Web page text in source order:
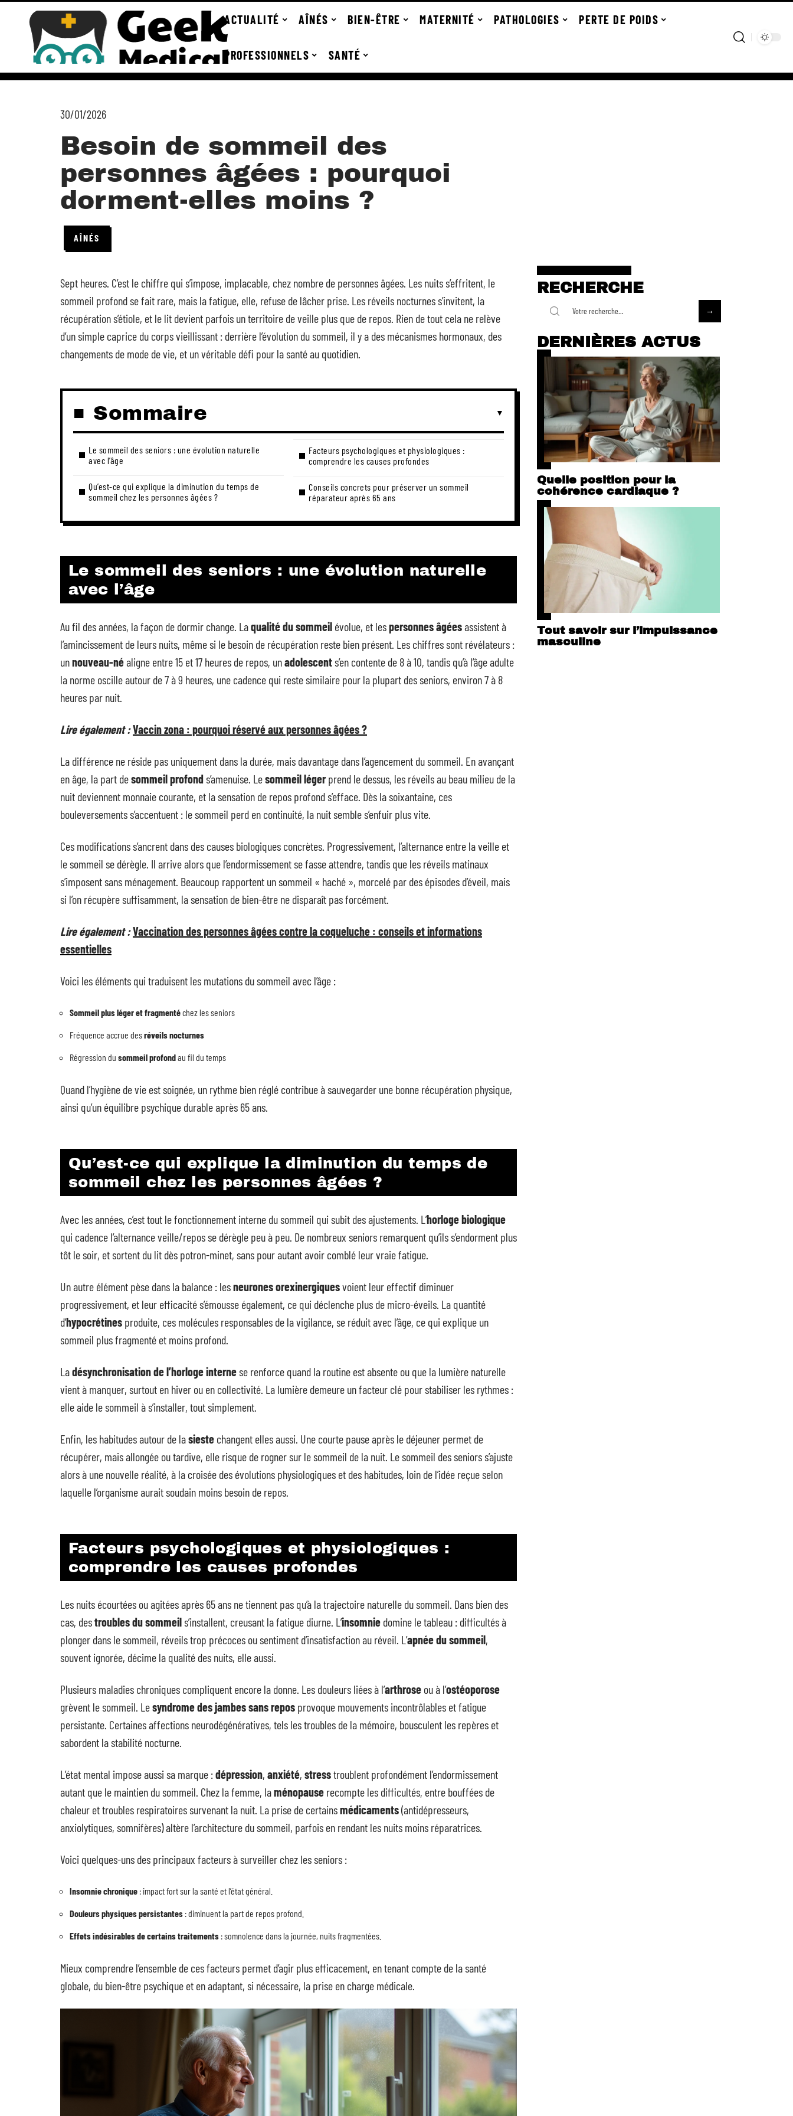
ACTUALITÉ AÎNÉS BIEN-ÊTRE MATERNITÉ PATHOLOGIES PERTE DE POIDS
PROFESSIONNELS SANTÉ
30/01/2026
Besoin de sommeil des
personnes âgées : pourquoi
dorment-elles moins ?
AÎNÉS
Sept heures. C’est le chiffre qui s’impose, implacable, chez nombre de personnes âgées. Les nuits s’effritent, le
sommeil profond se fait rare, mais la fatigue, elle, refuse de lâcher prise. Les réveils nocturnes s’invitent, la
récupération s’étiole, et le lit devient parfois un territoire de veille plus que de repos. Rien de tout cela ne relève
d’un simple caprice du corps vieillissant : derrière l’évolution du sommeil, il y a des mécanismes hormonaux, des
changements de mode de vie, et un véritable défi pour la santé au quotidien.
Sommaire
Le sommeil des seniors : une évolution naturelle
avec l’âge
Qu’est-ce qui explique la diminution du temps de
sommeil chez les personnes âgées ?
Facteurs psychologiques et physiologiques :
comprendre les causes profondes
Conseils concrets pour préserver un sommeil
réparateur après 65 ans
Le sommeil des seniors : une évolution naturelle
avec l’âge
Au fil des années, la façon de dormir change. Laqualité du sommeil évolue, et lespersonnes âgéesassistent à
l’amincissement de leurs nuits, même si le besoin de récupération reste bien présent. Les chiffres sont révélateurs :
unnouveau-néaligne entre 15 et 17 heures de repos, unadolescents’en contente de 8 à 10, tandis qu’à l’âge adulte
la norme oscille autour de 7 à 9 heures, une cadence qui reste similaire pour la plupart des seniors, environ 7 à 8
heures par nuit.
Lire également :Vaccin zona : pourquoi réservé aux personnes âgées ?
La différence ne réside pas uniquement dans la durée, mais davantage dans l’agencement du sommeil. En avançant
en âge, la part desommeil profonds’amenuise. Lesommeil légerprend le dessus, les réveils au beau milieu de la
nuit deviennent monnaie courante, et la sensation de repos profond s’efface. Dès la soixantaine, ces
bouleversements s’accentuent : le sommeil perd en continuité, la nuit semble s’enfuir plus vite.
Ces modifications s’ancrent dans des causes biologiques concrètes. Progressivement, l’alternance entre la veille et
le sommeil se dérègle. Il arrive alors que l’endormissement se fasse attendre, tandis que les réveils matinaux
s’imposent sans ménagement. Beaucoup rapportent un sommeil « haché », morcelé par des épisodes d’éveil, mais
si l’on récupère suffisamment, la sensation de bien-être ne disparaît pas forcément.
Lire également :Vaccination des personnes âgées contre la coqueluche : conseils et informations
essentielles
Voici les éléments qui traduisent les mutations du sommeil avec l’âge :
Sommeil plus léger et fragmentéchez les seniors
Fréquence accrue desréveils nocturnes
Régression du sommeil profondau fil du temps
Quand l’hygiène de vie est soignée, un rythme bien réglé contribue à sauvegarder une bonne récupération physique,
ainsi qu’un équilibre psychique durable après 65 ans.
Qu’est-ce qui explique la diminution du temps de
sommeil chez les personnes âgées ?
Avec les années, c’est tout le fonctionnement interne du sommeil qui subit des ajustements. L’horloge biologique
qui cadence l’alternance veille/repos se dérègle peu à peu. De nombreux seniors remarquent qu’ils s’endorment plus
tôt le soir, et sortent du lit dès potron-minet, sans pour autant avoir comblé leur vraie fatigue.
Un autre élément pèse dans la balance : lesneurones orexinergiquesvoient leur effectif diminuer
progressivement, et leur efficacité s’émousse également, ce qui déclenche plus de micro-éveils. La quantité
d’hypocrétines produite, ces molécules responsables de la vigilance, se réduit avec l’âge, ce qui explique un
sommeil plus fragmenté et moins profond.
Ladésynchronisation de l’horloge internese renforce quand la routine est absente ou que la lumière naturelle
vient à manquer, surtout en hiver ou en collectivité. La lumière demeure un facteur clé pour stabiliser les rythmes :
elle aide le sommeil à s’installer, tout simplement.
Enfin, les habitudes autour de lasieste changent elles aussi. Une courte pause après le déjeuner permet de
récupérer, mais allongée ou tardive, elle risque de rogner sur le sommeil de la nuit. Le sommeil des seniors s’ajuste
alors à une nouvelle réalité, à la croisée des évolutions physiologiques et des habitudes, loin de l’idée reçue selon
laquelle l’organisme aurait soudain moins besoin de repos.
Facteurs psychologiques et physiologiques :
comprendre les causes profondes
Les nuits écourtées ou agitées après 65 ans ne tiennent pas qu’à la trajectoire naturelle du sommeil. Dans bien des
cas, destroubles du sommeils’installent, creusant la fatigue diurne. L’insomnie domine le tableau : difficultés à
plonger dans le sommeil, réveils trop précoces ou sentiment d’insatisfaction au réveil. L’apnée du sommeil,
souvent ignorée, décime la qualité des nuits, elle aussi.
Plusieurs maladies chroniques compliquent encore la donne. Les douleurs liées à l’arthrose ou à l’ostéoporose
grèvent le sommeil. Lesyndrome des jambes sans repos provoque mouvements incontrôlables et fatigue
persistante. Certaines affections neurodégénératives, tels les troubles de la mémoire, bousculent les repères et
sabordent la stabilité nocturne.
L’état mental impose aussi sa marque :dépression, anxiété, stresstroublent profondément l’endormissement
autant que le maintien du sommeil. Chez la femme, laménopause recompte les difficultés, entre bouffées de
chaleur et troubles respiratoires survenant la nuit. La prise de certainsmédicaments(antidépresseurs,
anxiolytiques, somnifères) altère l’architecture du sommeil, parfois en rendant les nuits moins réparatrices.
Voici quelques-uns des principaux facteurs à surveiller chez les seniors :
Insomnie chronique : impact fort sur la santé et l’état général.
Douleurs physiques persistantes : diminuent la part de repos profond.
Effets indésirables de certains traitements : somnolence dans la journée, nuits fragmentées.
Mieux comprendre l’ensemble de ces facteurs permet d’agir plus efficacement, en tenant compte de la santé
globale, du bien-être psychique et en adaptant, si nécessaire, la prise en charge médicale.
RECHERCHE
DERNIÈRES ACTUS
Quelle position pour la
cohérence cardiaque ?
Tout savoir sur l’impuissance
masculine